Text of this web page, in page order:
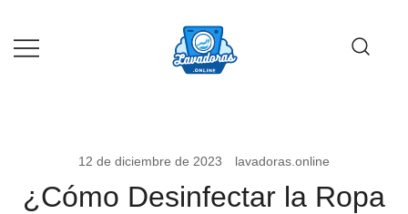
contenido
12 de diciembre de 2023 lavadoras.online
¿Cómo Desinfectar la Ropa